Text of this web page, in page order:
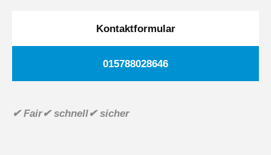
Kontaktformular
015788028646
✔ Fair✔ schnell✔ sicher